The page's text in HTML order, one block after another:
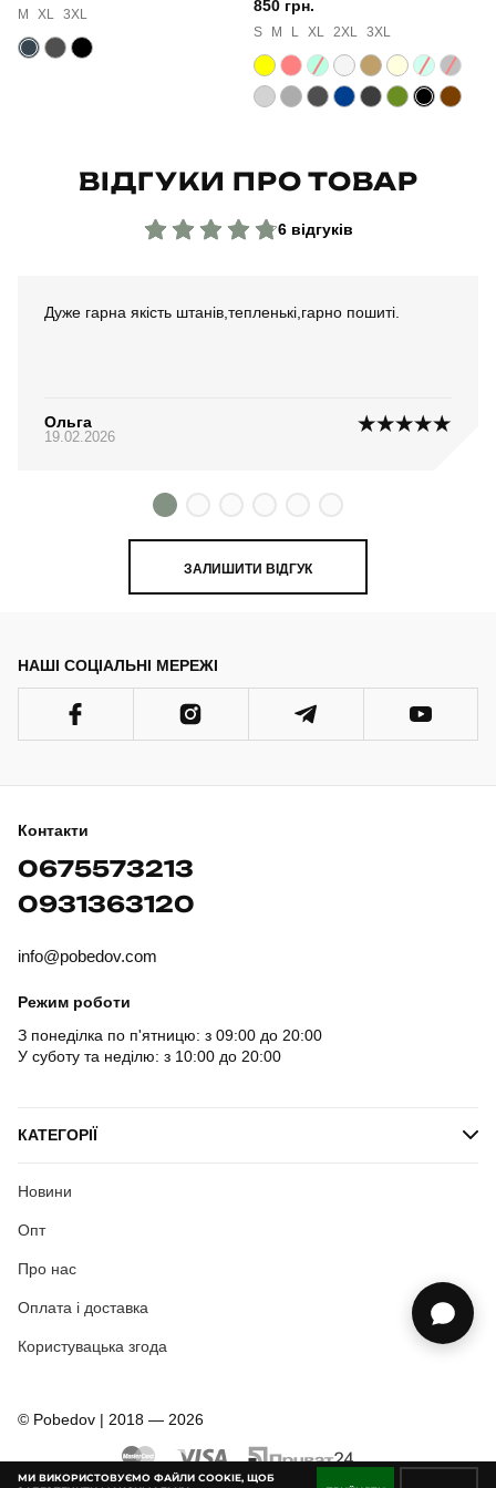
МИ ВИКОРИСТОВУЄМО ФАЙЛИ COOKIE, ЩОБ
Матеріал
80% бавовна, 15% поліестер, 5% еластан
M XL 3XL
850 грн.
S M L XL 2XL 3XL
ВІДГУКИ ПРО ТОВАР
6 відгуків
Дуже гарна якість штанів,тепленькі,гарно пошиті.
Ольга
19.02.2026
ЗАЛИШИТИ ВІДГУК
НАШІ СОЦІАЛЬНІ МЕРЕЖІ
Контакти
0675573213
0931363120
info@pobedov.com
Режим роботи
З понеділка по п'ятницю: з 09:00 до 20:00
У суботу та неділю: з 10:00 до 20:00
КАТЕГОРІЇ
Новини
Опт
Про нас
Оплата і доставка
Користувацька згода
© Pobedov | 2018 — 2026